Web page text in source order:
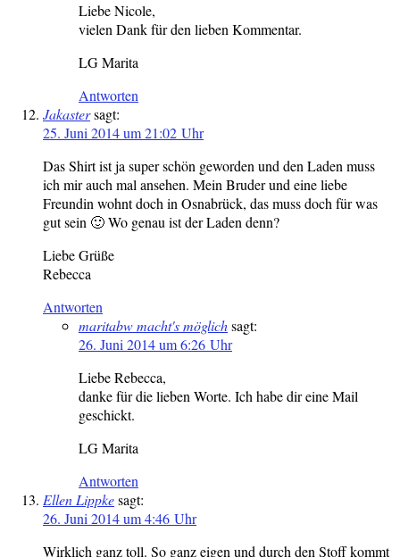
Liebe Nicole,
vielen Dank für den lieben Kommentar.
LG Marita
Antworten
Jakastersagt:
25. Juni 2014 um 21:02 Uhr
Das Shirt ist ja super schön geworden und den Laden muss
ich mir auch mal ansehen. Mein Bruder und eine liebe
Freundin wohnt doch in Osnabrück, das muss doch für was
gut sein 🙂 Wo genau ist der Laden denn?
Liebe Grüße
Rebecca
Antworten
maritabw macht's möglichsagt:
26. Juni 2014 um 6:26 Uhr
Liebe Rebecca,
danke für die lieben Worte. Ich habe dir eine Mail
geschickt.
LG Marita
Antworten
Ellen Lippkesagt:
26. Juni 2014 um 4:46 Uhr
Wirklich ganz toll. So ganz eigen und durch den Stoff kommt